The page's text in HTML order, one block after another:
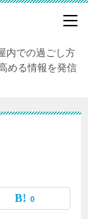
内での過ごし方
める情報を発信
0